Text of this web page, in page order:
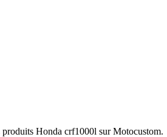
Honda crf1000l sur Motocustom.